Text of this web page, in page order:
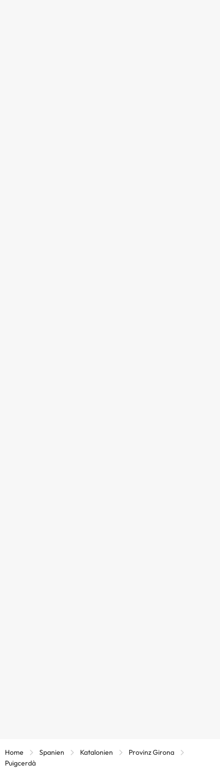
Home Spanien Katalonien
Provinz Girona
Puigcerdà